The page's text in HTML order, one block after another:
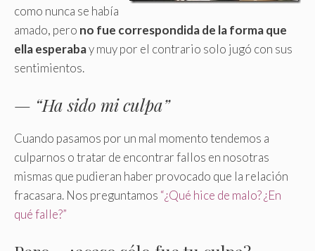
como nunca se había
amado, pero no fue correspondida de la forma que
ella esperabay muy por el contrario solo jugó con sus
sentimientos.
— “Ha sido mi culpa”
Cuando pasamos por un mal momento tendemos a
culparnos o tratar de encontrar fallos en nosotras
mismas que pudieran haber provocado que la relación
fracasara. Nos preguntamos “¿Qué hice de malo? ¿En
qué falle?”